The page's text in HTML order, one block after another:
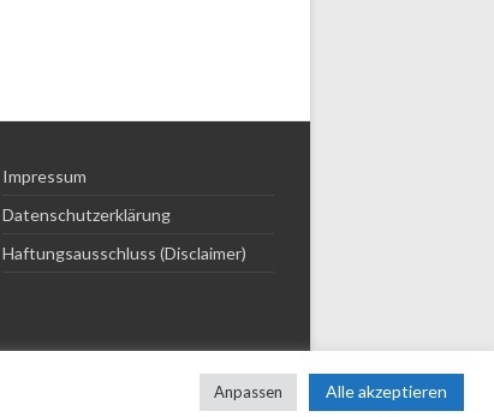
Impressum
Datenschutzerklärung
Haftungsausschluss (Disclaimer)
Anpassen Alle akzeptieren